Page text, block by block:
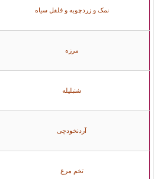
نمک و زردچوبه و فلفل سیاه
مرزه
شنبلیله
آردنخودچی
تخم مرغ